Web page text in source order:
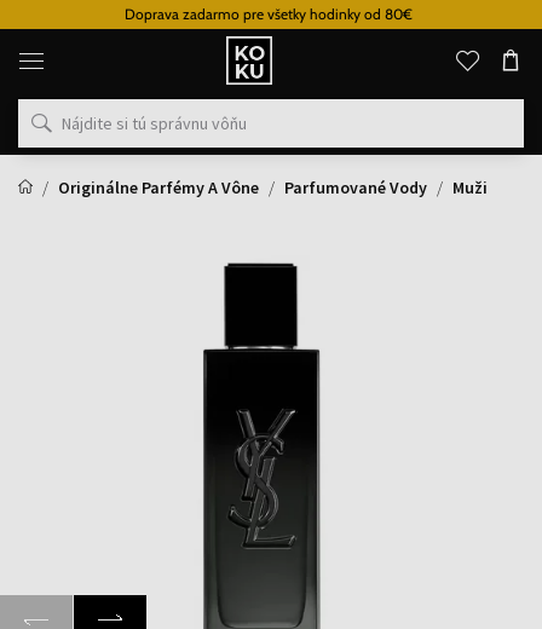
Doprava zadarmo pre všetky hodinky od 80€
Originálne
parfémy
hodinky
na
mieste
Originálne Parfémy A Vône
Parfumované Vody Muži